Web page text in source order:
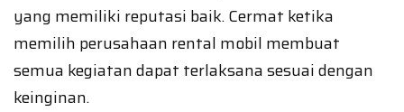
yang memiliki reputasi baik. Cermat ketika
memilih perusahaan rental mobil membuat
semua kegiatan dapat terlaksana sesuai dengan
keinginan.